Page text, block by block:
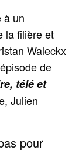
à un
la filière et
Waleckx
de
télé et
Julien
pour